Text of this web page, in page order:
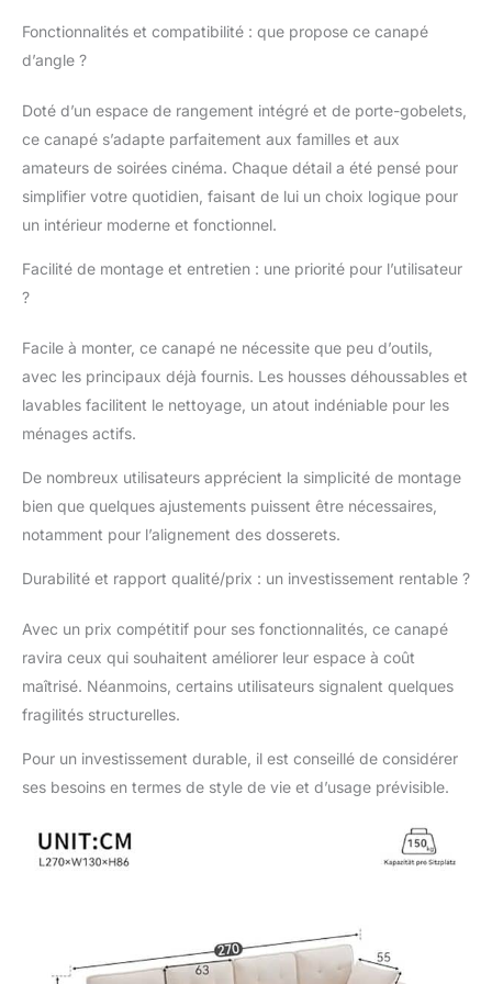
fassiez une sieste en
tailleur ou que vous
position la plus
confortable. 【Tissu
confortable】 : Fabriqué
en coton de haute
qualité, il offre un
toucher luxueux. Ce
coton à la durabilité du
respirant, infroissable et
résistant aux taches, il
décolore, même après
en fer massif】 :
L'intérieur est construit
avec une structure en
réduisant efficacement
peu sujet à
l'affaissement, il peut
supporter jusqu'à 150
kg par siège,
【Assistant de
rangement】De grands
articles ménagers, etc.
Une fois rangés,
Fonctionnalités et compatibilité : que propose ce canapé
d’angle ?
Doté d’un espace de rangement intégré et de porte-gobelets,
ce canapé s’adapte parfaitement aux familles et aux
amateurs de soirées cinéma. Chaque détail a été pensé pour
simplifier votre quotidien, faisant de lui un choix logique pour
un intérieur moderne et fonctionnel.
Facilité de montage et entretien : une priorité pour l’utilisateur
?
Facile à monter, ce canapé ne nécessite que peu d’outils,
avec les principaux déjà fournis. Les housses déhoussables et
lavables facilitent le nettoyage, un atout indéniable pour les
ménages actifs.
De nombreux utilisateurs apprécient la simplicité de montage
bien que quelques ajustements puissent être nécessaires,
notamment pour l’alignement des dosserets.
Durabilité et rapport qualité/prix : un investissement rentable ?
Avec un prix compétitif pour ses fonctionnalités, ce canapé
ravira ceux qui souhaitent améliorer leur espace à coût
maîtrisé. Néanmoins, certains utilisateurs signalent quelques
fragilités structurelles.
Pour un investissement durable, il est conseillé de considérer
ses besoins en termes de style de vie et d’usage prévisible.